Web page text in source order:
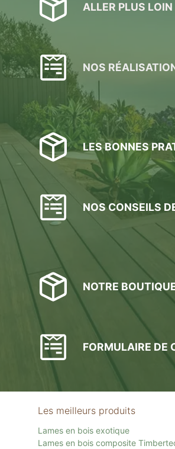
ALLER PLUS LOIN
NOS
LES BONNES
NOS CONSEILS
NOTRE
FORMULAIRE DE
Les meilleurs produits
Lames en bois exotique
Lames en bois composite